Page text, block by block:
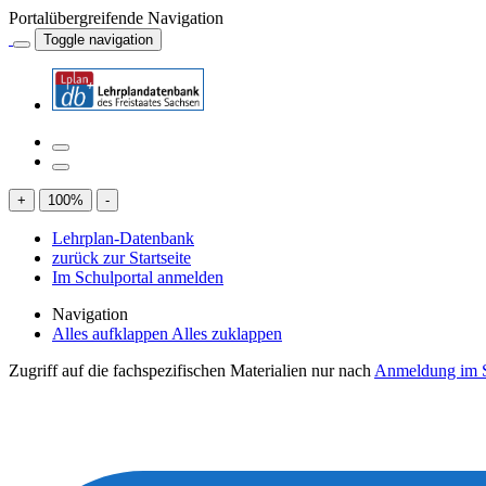
Portalübergreifende Navigation
Toggle navigation
+ 100% -
Lehrplan-Datenbank
zurück zur Startseite
Im Schulportal anmelden
Navigation
Alles aufklappen Alles zuklappen
Zugriff auf die fachspezifischen Materialien nur nach Anmeldung im